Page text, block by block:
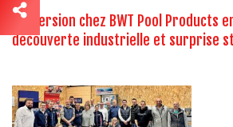
Immersion chez BWT Pool Products
découverte industrielle et surprise